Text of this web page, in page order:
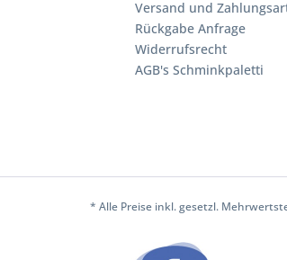
Versand und
Rückgabe Anfrage
Widerrufsrecht
AGB's Schminkpaletti
* Alle Preise inkl. gesetzl.